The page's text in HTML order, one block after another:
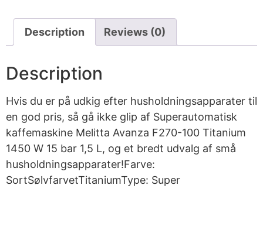
Description Reviews (0)
Description
Hvis du er på udkig efter husholdningsapparater til
en god pris, så gå ikke glip af Superautomatisk
kaffemaskine Melitta Avanza F270-100 Titanium
1450 W 15 bar 1,5 L, og et bredt udvalg af små
husholdningsapparater!Farve:
SortSølvfarvetTitaniumType: Super